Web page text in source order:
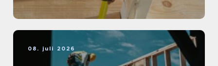
08. juli 2026